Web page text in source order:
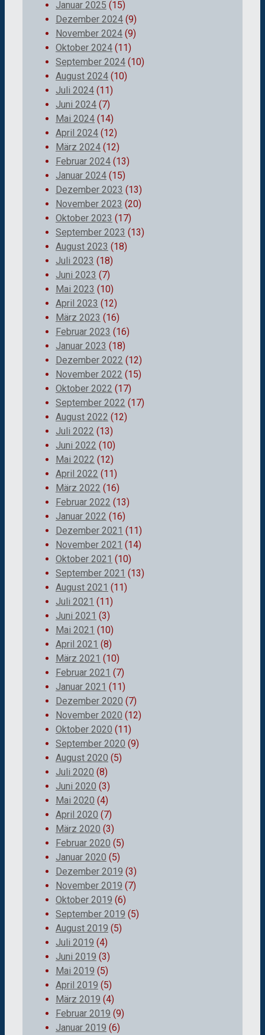
Januar 2025 (15)
Dezember 2024 (9)
November 2024 (9)
Oktober 2024 (11)
September 2024 (10)
August 2024 (10)
Juli 2024 (11)
Juni 2024 (7)
Mai 2024 (14)
April 2024 (12)
März 2024 (12)
Februar 2024 (13)
Januar 2024 (15)
Dezember 2023 (13)
November 2023 (20)
Oktober 2023 (17)
September 2023 (13)
August 2023 (18)
Juli 2023 (18)
Juni 2023 (7)
Mai 2023 (10)
April 2023 (12)
März 2023 (16)
Februar 2023 (16)
Januar 2023 (18)
Dezember 2022 (12)
November 2022 (15)
Oktober 2022 (17)
September 2022 (17)
August 2022 (12)
Juli 2022 (13)
Juni 2022 (10)
Mai 2022 (12)
April 2022 (11)
März 2022 (16)
Februar 2022 (13)
Januar 2022 (16)
Dezember 2021 (11)
November 2021 (14)
Oktober 2021 (10)
September 2021 (13)
August 2021 (11)
Juli 2021 (11)
Juni 2021 (3)
Mai 2021 (10)
April 2021 (8)
März 2021 (10)
Februar 2021 (7)
Januar 2021 (11)
Dezember 2020 (7)
November 2020 (12)
Oktober 2020 (11)
September 2020 (9)
August 2020 (5)
Juli 2020 (8)
Juni 2020 (3)
Mai 2020 (4)
April 2020 (7)
März 2020 (3)
Februar 2020 (5)
Januar 2020 (5)
Dezember 2019 (3)
November 2019 (7)
Oktober 2019 (6)
September 2019 (5)
August 2019 (5)
Juli 2019 (4)
Juni 2019 (3)
Mai 2019 (5)
April 2019 (5)
März 2019 (4)
Februar 2019 (9)
Januar 2019 (6)